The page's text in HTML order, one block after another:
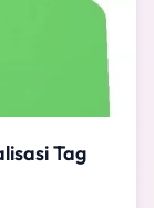
Tag